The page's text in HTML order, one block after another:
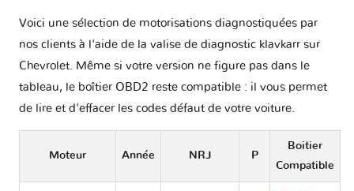
Voici une sélection de motorisations diagnostiquées par
nos clients à l'aide de la valise de diagnostic klavkarr sur
Chevrolet. Même si votre version ne figure pas dans le
tableau, le boîtier OBD2 reste compatible : il vous permet
de lire et d'effacer les codes défaut de votre voiture.
Moteur Année NRJ P
Boitier
Compatible